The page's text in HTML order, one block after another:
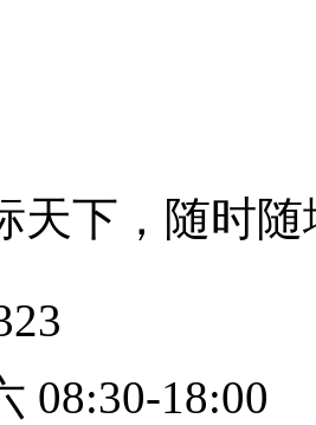
天下，随时
08:30-18:00